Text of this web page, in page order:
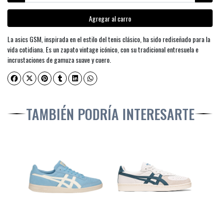
Agregar al carro
La asics GSM, inspirada en el estilo del tenis clásico, ha sido rediseñado para la
vida cotidiana. Es un zapato vintage icónico, con su tradicional entresuela e
incrustaciones de gamuza suave y cuero.
TAMBIÉN PODRÍA INTERESARTE